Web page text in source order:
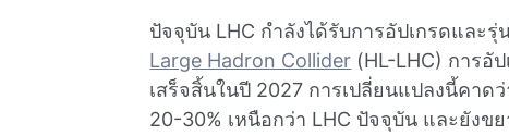
ปัจจุบัน LHC กําลังได้รับการอัปเกรดและรุ่
Large Hadron Collider (HL-LHC) การอั
เสร็จสิ้นในปี 2027 การเปลี่ยนแปลงนี้คา
20-30% เหนือกว่า LHC ปัจจุบัน และยังข